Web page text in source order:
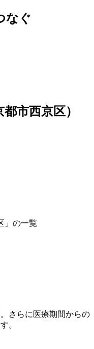
なぐ
市西京区）
」の一覧
さらに医療期間からの
。